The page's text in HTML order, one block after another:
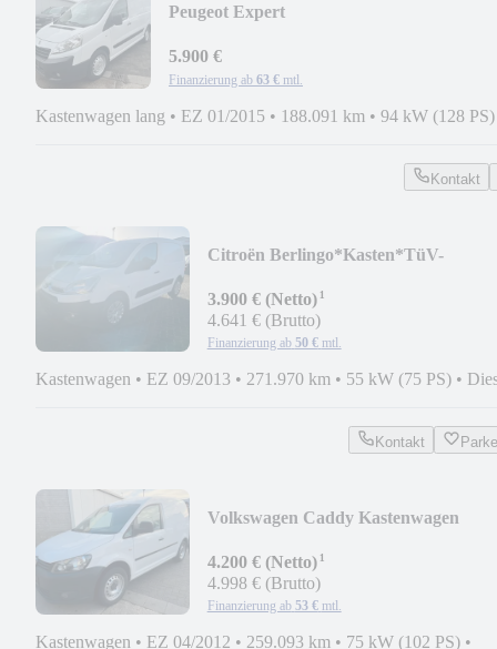
Peugeot Expert
5.900 €
Finanzierung ab 63 € mtl.
Kastenwagen lang • EZ 01/2015 • 188.091 km • 94 kW (128 PS)
Kontakt
Citroën Berlingo*Kasten*TüV-
3.900 € (Netto)¹
4.641 € (Brutto)
Finanzierung ab 50 € mtl.
Kastenwagen • EZ 09/2013 • 271.970 km • 55 kW (75 PS) •
Kontakt
Volkswagen Caddy Kastenwagen
4.200 € (Netto)¹
4.998 € (Brutto)
Finanzierung ab 53 € mtl.
Kastenwagen • EZ 04/2012 • 259.093 km • 75 kW (102 PS) •